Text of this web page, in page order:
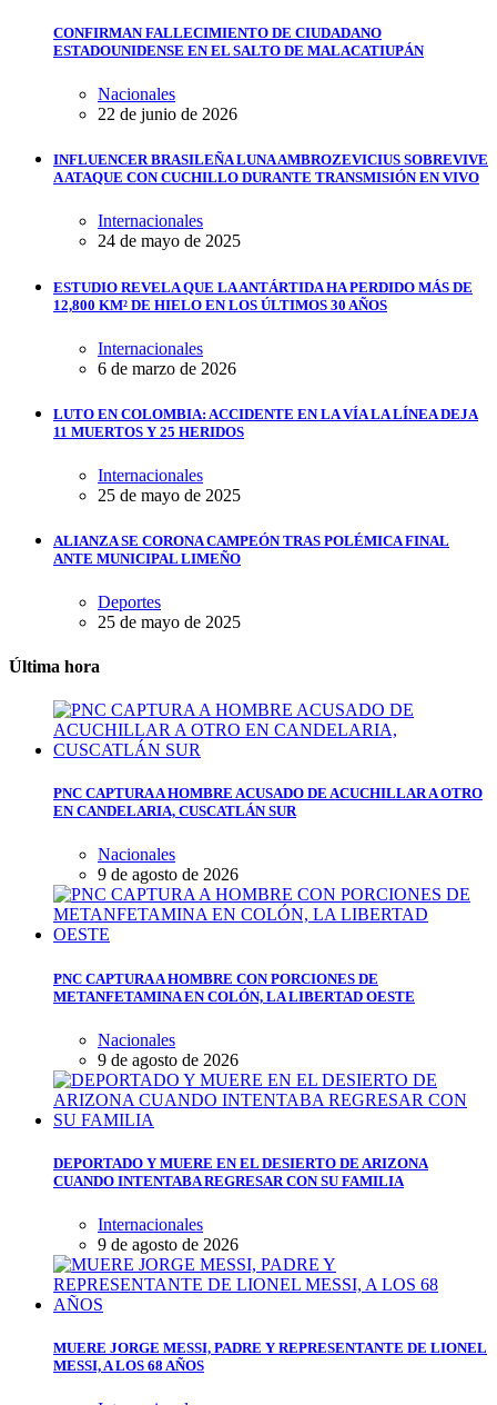
CONFIRMAN FALLECIMIENTO DE CIUDADANO
ESTADOUNIDENSE EN EL SALTO DE MALACATIUPÁN
Nacionales
22 de junio de 2026
INFLUENCER BRASILEÑA LUNA AMBROZEVICIUS SOBREVIVE
A ATAQUE CON CUCHILLO DURANTE TRANSMISIÓN EN VIVO
Internacionales
24 de mayo de 2025
ESTUDIO REVELA QUE LA ANTÁRTIDA HA PERDIDO MÁS DE
12,800 KM² DE HIELO EN LOS ÚLTIMOS 30 AÑOS
Internacionales
6 de marzo de 2026
LUTO EN COLOMBIA: ACCIDENTE EN LA VÍA LA LÍNEA DEJA
11 MUERTOS Y 25 HERIDOS
Internacionales
25 de mayo de 2025
ALIANZA SE CORONA CAMPEÓN TRAS POLÉMICA FINAL
ANTE MUNICIPAL LIMEÑO
Deportes
25 de mayo de 2025
Última hora
PNC CAPTURA A HOMBRE ACUSADO DE ACUCHILLAR A OTRO
EN CANDELARIA, CUSCATLÁN SUR
Nacionales
9 de agosto de 2026
PNC CAPTURA A HOMBRE CON PORCIONES DE
METANFETAMINA EN COLÓN, LA LIBERTAD OESTE
Nacionales
9 de agosto de 2026
DEPORTADO Y MUERE EN EL DESIERTO DE ARIZONA
CUANDO INTENTABA REGRESAR CON SU FAMILIA
Internacionales
9 de agosto de 2026
MUERE JORGE MESSI, PADRE Y REPRESENTANTE DE LIONEL
MESSI, A LOS 68 AÑOS